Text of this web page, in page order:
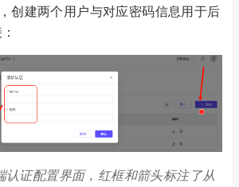
创建两个用户与对应密码信息用于后
认证配置界面，红框和箭头标注了从